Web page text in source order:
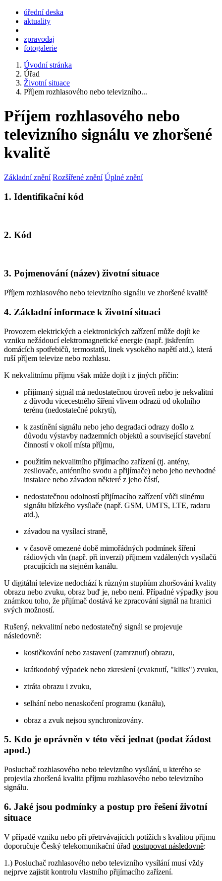
úřední deska
aktuality
zpravodaj
fotogalerie
Úvodní stránka
Úřad
Životní situace
Příjem rozhlasového nebo televizního...
Příjem rozhlasového nebo
televizního signálu ve zhoršené
kvalitě
Základní znění Rozšířené znění Úplné znění
1. Identifikační kód
2. Kód
3. Pojmenování (název) životní situace
Příjem rozhlasového nebo televizního signálu ve zhoršené kvalitě
4. Základní informace k životní situaci
Provozem elektrických a elektronických zařízení může dojít ke
vzniku nežádoucí elektromagnetické energie (např. jiskřením
domácích spotřebičů, termostatů, linek vysokého napětí atd.), která
ruší příjem televize nebo rozhlasu.
K nekvalitnímu příjmu však může dojít i z jiných příčin:
přijímaný signál má nedostatečnou úroveň nebo je nekvalitní
z důvodu vícecestného šíření vlivem odrazů od okolního
terénu (nedostatečné pokrytí),
k zastínění signálu nebo jeho degradaci odrazy došlo z
důvodu výstavby nadzemních objektů a související stavební
činností v okolí místa příjmu,
použitím nekvalitního přijímacího zařízení (tj. antény,
zesilovače, anténního svodu a přijímače) nebo jeho nevhodné
instalace nebo závadou některé z jeho částí,
nedostatečnou odolností přijímacího zařízení vůči silnému
signálu blízkého vysílače (např. GSM, UMTS, LTE, radaru
atd.),
závadou na vysílací straně,
v časově omezené době mimořádných podmínek šíření
rádiových vln (např. při inverzi) příjmem vzdálených vysílačů
pracujících na stejném kanálu.
U digitální televize nedochází k různým stupňům zhoršování kvality
obrazu nebo zvuku, obraz buď je, nebo není. Případné výpadky jsou
známkou toho, že přijímač dostává ke zpracování signál na hranici
svých možností.
Rušený, nekvalitní nebo nedostatečný signál se projevuje
následovně:
kostičkování nebo zastavení (zamrznutí) obrazu,
krátkodobý výpadek nebo zkreslení (cvaknutí, "kliks") zvuku,
ztráta obrazu i zvuku,
selhání nebo nenaskočení programu (kanálu),
obraz a zvuk nejsou synchronizovány.
5. Kdo je oprávněn v této věci jednat (podat žádost
apod.)
Posluchač rozhlasového nebo televizního vysílání, u kterého se
projevila zhoršená kvalita příjmu rozhlasového nebo televizního
signálu.
6. Jaké jsou podmínky a postup pro řešení životní
situace
V případě vzniku nebo při přetrvávajících potížích s kvalitou příjmu
doporučuje Český telekomunikační úřad postupovat následovně:
1.) Posluchač rozhlasového nebo televizního vysílání musí vždy
nejprve zajistit kontrolu vlastního přijímacího zařízení.